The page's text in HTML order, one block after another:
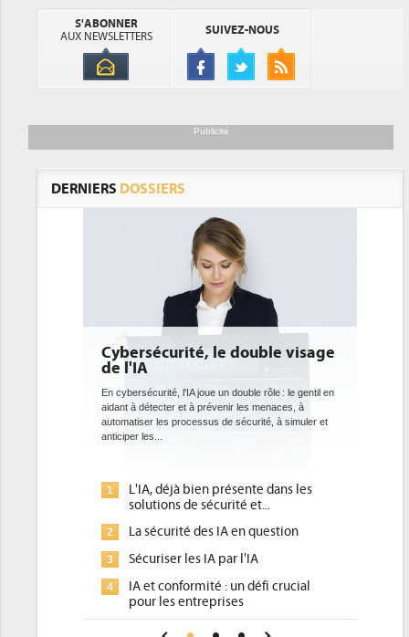
S'ABONNER
AUX NEWSLETTERS
SUIVEZ-NOUS
Publicité
DERNIERS DOSSIERS
Cybersécurité, le double visage
En cybersécurité, l'IA joue un double rôle : le gentil en
aidant à détecter et à prévenir les menaces, à
automatiser les processus de sécurité, à simuler et
anticiper les...
L'IA, déjà bien présente dans les
solutions de sécurité et...
La sécurité des IA en question
Sécuriser les IA par l'IA
IA et conformité : un défi crucial
pour les entreprises
Une IA de confiance pour une IA
DEE:
ce que
Phocea